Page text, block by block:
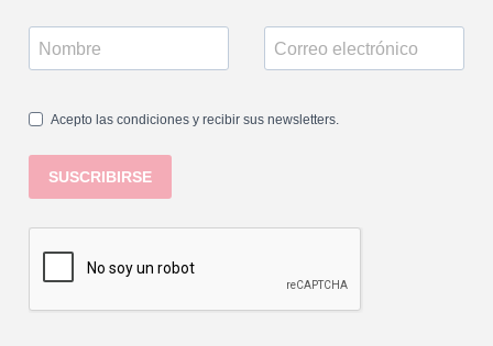
Acepto las condiciones y recibir sus newsletters.
SUSCRIBIRSE